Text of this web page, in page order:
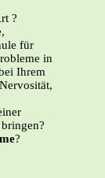
?
für
in
Ihrem
?